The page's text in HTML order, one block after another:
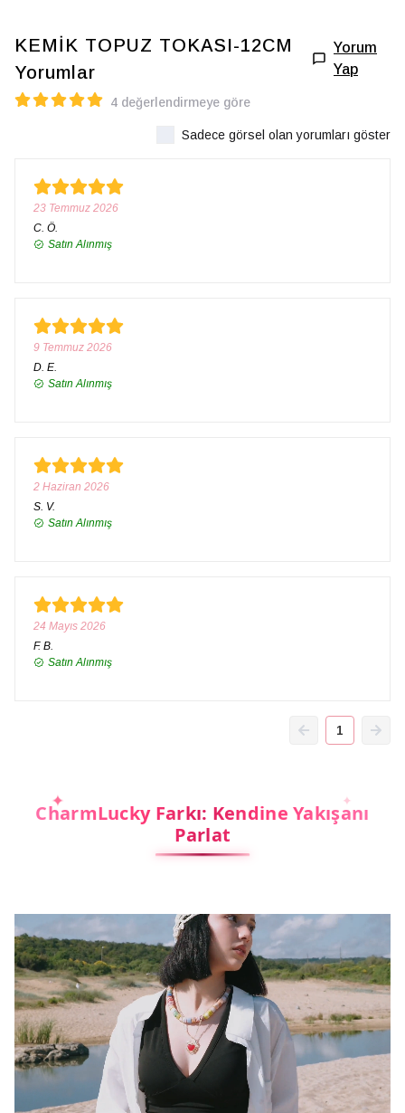
KEMİK TOPUZ TOKASI-12CM
Yorumlar
Yorum
Yap
4 değerlendirmeye göre
Sadece görsel olan yorumları göster
23 Temmuz 2026
C. Ö.
Satın Alınmış
9 Temmuz 2026
D. E.
Satın Alınmış
2 Haziran 2026
S. V.
Satın Alınmış
24 Mayıs 2026
F. B.
Satın Alınmış
1
CharmLucky Farkı: Kendine Yakışanı
Parlat